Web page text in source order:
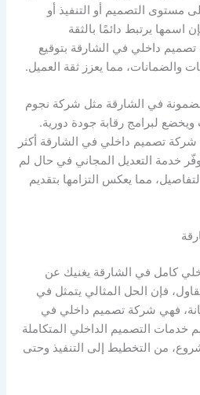
مستوى التصميم أو التنفيذ أو
اسمها يرتبط دائمًا بالثقة
تصميم داخلي في الشارقة بتوقيع
والضمانات، مما يعزز ثقة العميل.
في الشارقة مثل شركة نجوم
لبرامج رقابة جودة دورية.
تصميم داخلي في الشارقة أكثر
توفّر خدمة التعديل المجاني في حال لم
مما يعكس التزامها بتقديم
كامل في الشارقة يغنيك عن
فإن الحل المثالي يتمثل في
فهي شركة تصميم داخلي في
خدمات التصميم الداخلي المتكاملة
من التخطيط إلى التنفيذ وحتى